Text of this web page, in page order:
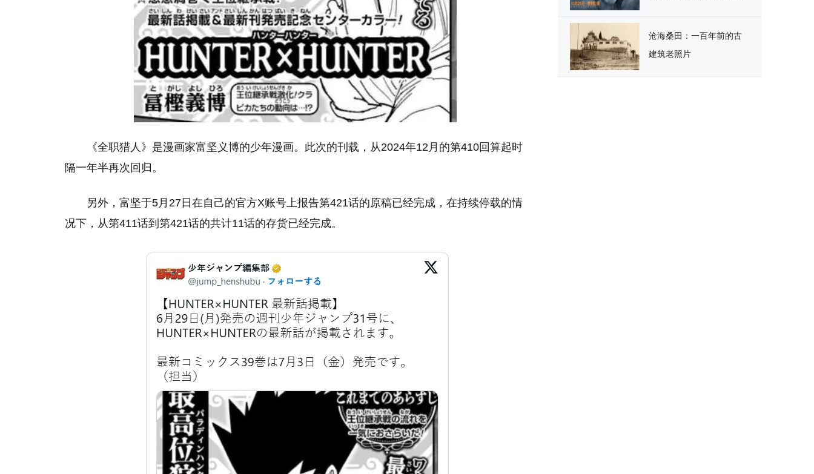
《全职猎人》是漫画家富坚义博的少年漫画。此次的刊载，从2024年12月的第410回算起时
隔一年半再次回归。
另外，富坚于5月27日在自己的官方X账号上报告第421话的原稿已经完成，在持续停载的情
况下，从第411话到第421话的共计11话的存货已经完成。
沧海桑田：一百年前的古
建筑老照片